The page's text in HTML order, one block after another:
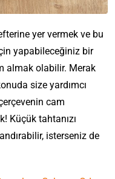
yer vermek ve bu
yapabileceğiniz bir
almak olabilir. Merak
size yardımcı
cam
Küçük tahtanızı
isterseniz de